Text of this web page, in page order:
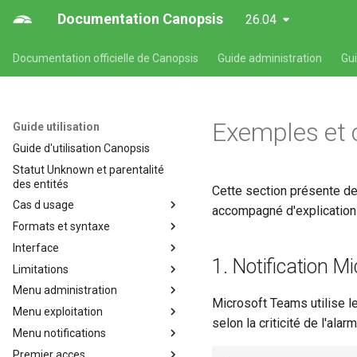
Documentation Canopsis 26.04
Documentation officielle de Canopsis Guide administration
Guide utilisation
Guide d'utilisation Canopsis
Statut Unknown et parentalité
des entités
Cas d usage
Cas d'usages fonctionnels
Canopsis
Affichage de consignes
Alarmes et indicateurs
Comportements périodiques
Création de tickets dans Itop à
la récéption d'une alarme
Formats et syntaxe
Formats et syntaxe propres
aux composants Canopsis
Format des expressions
régulières Canopsis
Format des temps des alarmes
Format de syntaxe des
Interface
Présentation de l'interface web
de Canopsis
Assistant ia
Assistant IA
Patterns (ou filtres) dans
Helpers
Limitations
Limitations de Canopsis
Menu administration
Bilan de santé
Cartographie
Détection d'anomalies
Menu exploitation
Comportements périodiques
Consignes
Menu notifications
Notifications
Premier acces
Exemples et
Cette section présente
accompagné
1. Notification
Microsoft Teams utilise
selon la criticité de